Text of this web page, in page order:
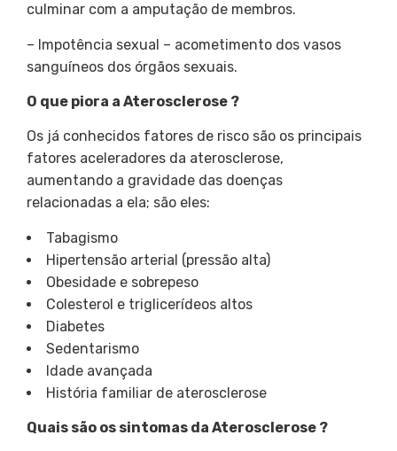
culminar com a amputação de membros.
– Impotência sexual – acometimento dos vasos
sanguíneos dos órgãos sexuais.
O que piora a Aterosclerose ?
Os já conhecidos fatores de risco são os principais
fatores aceleradores da aterosclerose,
aumentando a gravidade das doenças
relacionadas a ela; são eles:
Tabagismo
Hipertensão arterial (pressão alta)
Obesidade e sobrepeso
Colesterol e triglicerídeos altos
Diabetes
Sedentarismo
Idade avançada
História familiar de aterosclerose
Quais são os sintomas da Aterosclerose ?